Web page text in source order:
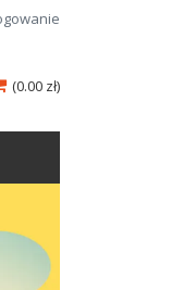
(0.00 zł)